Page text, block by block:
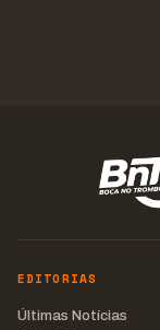
EDITORIAS
Últimas Notícias